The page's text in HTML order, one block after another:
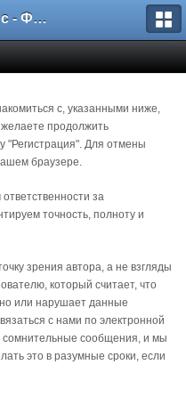
Кейсистемс - Форумы
с, указанными ниже,
продолжить
"Регистрация". Для отмены
браузере.
за
точность, полноту и
зрения автора, а не взгляды
который считает, что
или нарушает данные
с нами по электронной
сомнительные сообщения, и мы
это в разумные сроки, если